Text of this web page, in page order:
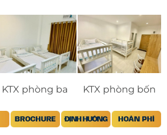
KTX phòng ba KTX phòng bốn